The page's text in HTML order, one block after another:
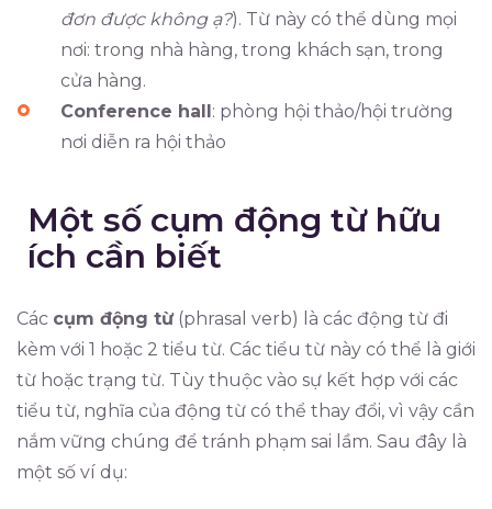
đơn được không ạ?). Từ này có thể dùng mọi
nơi: trong nhà hàng, trong khách sạn, trong
cửa hàng.
Conference hall: phòng hội thảo/hội trường
nơi diễn ra hội thảo
Một số cụm động từ hữu
ích cần biết
Các cụm động từ(phrasal verb) là các động từ đi
kèm với 1 hoặc 2 tiểu từ. Các tiểu từ này có thể là giới
từ hoặc trạng từ. Tùy thuộc vào sự kết hợp với các
tiểu từ, nghĩa của động từ có thể thay đổi, vì vậy cần
nắm vững chúng để tránh phạm sai lầm. Sau đây là
một số ví dụ: